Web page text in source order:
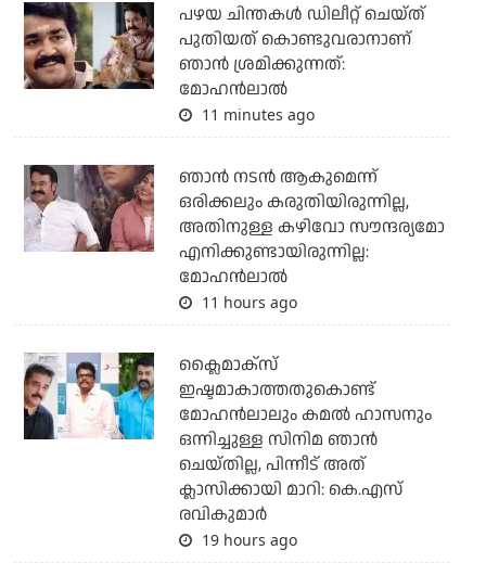
പഴയ ചിന്തകള്‍ ഡിലീറ്റ് ചെയ്ത്
പുതിയത് കൊണ്ടുവരാനാണ്
ഞാന്‍ ശ്രമിക്കുന്നത്:
മോഹന്‍ലാല്‍
11 minutes ago
ഞാൻ നടൻ ആകുമെന്ന്
ഒരിക്കലും കരുതിയിരുന്നില്ല,
അതിനുള്ള കഴിവോ സൗന്ദര്യമോ
എനിക്കുണ്ടായിരുന്നില്ല:
മോഹൻലാൽ
11 hours ago
ക്ലൈമാക്‌സ്
ഇഷ്ടമാകാത്തതുകൊണ്ട്
മോഹന്‍ലാലും കമല്‍ ഹാസനും
ഒന്നിച്ചുള്ള സിനിമ ഞാന്‍
ചെയ്തില്ല, പിന്നീട് അത്
ക്ലാസിക്കായി മാറി: കെ.എസ്
രവികുമാര്‍
19 hours ago